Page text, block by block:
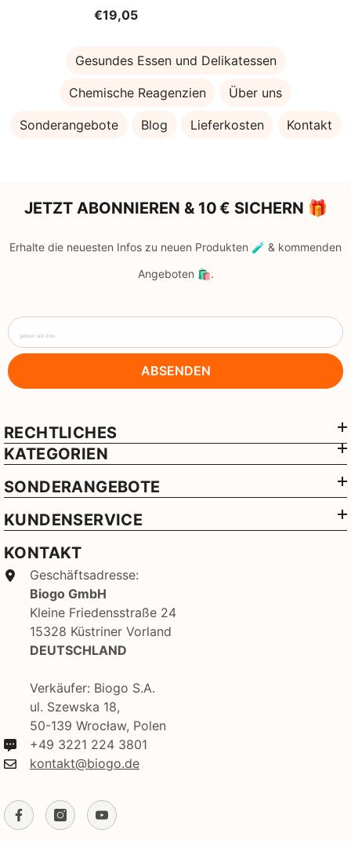
€19,05
Gesundes Essen und Delikatessen
Chemische Reagenzien Über uns
Sonderangebote Blog Lieferkosten Kontakt
JETZT ABONNIEREN & 10 € SICHERN 🎁
Erhalte die neuesten Infos zu neuen Produkten 🧪 & kommenden
Angeboten 🛍️.
geben sie ihre
ABSENDEN
RECHTLICHES
KATEGORIEN
SONDERANGEBOTE
KUNDENSERVICE
KONTAKT
Geschäftsadresse:
Biogo GmbH
Kleine Friedensstraße 24
15328 Küstriner Vorland
DEUTSCHLAND
Verkäufer: Biogo S.A.
ul. Szewska 18,
50-139 Wrocław, Polen
+49 3221 224 3801
kontakt@biogo.de